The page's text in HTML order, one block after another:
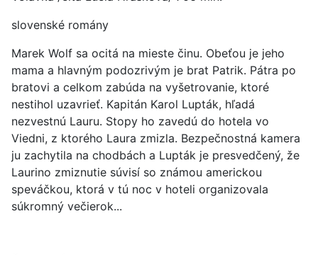
slovenské romány
Marek Wolf sa ocitá na mieste činu. Obeťou je jeho
mama a hlavným podozrivým je brat Patrik. Pátra po
bratovi a celkom zabúda na vyšetrovanie, ktoré
nestihol uzavrieť. Kapitán Karol Lupták, hľadá
nezvestnú Lauru. Stopy ho zavedú do hotela vo
Viedni, z ktorého Laura zmizla. Bezpečnostná kamera
ju zachytila na chodbách a Lupták je presvedčený, že
Laurino zmiznutie súvisí so známou americkou
speváčkou, ktorá v tú noc v hoteli organizovala
súkromný večierok...